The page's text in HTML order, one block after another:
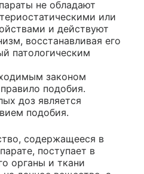
не обладают
или
и действуют
восстанавливая его
патологическим
законом
подобия.
доз является
подобия.
содержащееся в
поступает в
органы и ткани